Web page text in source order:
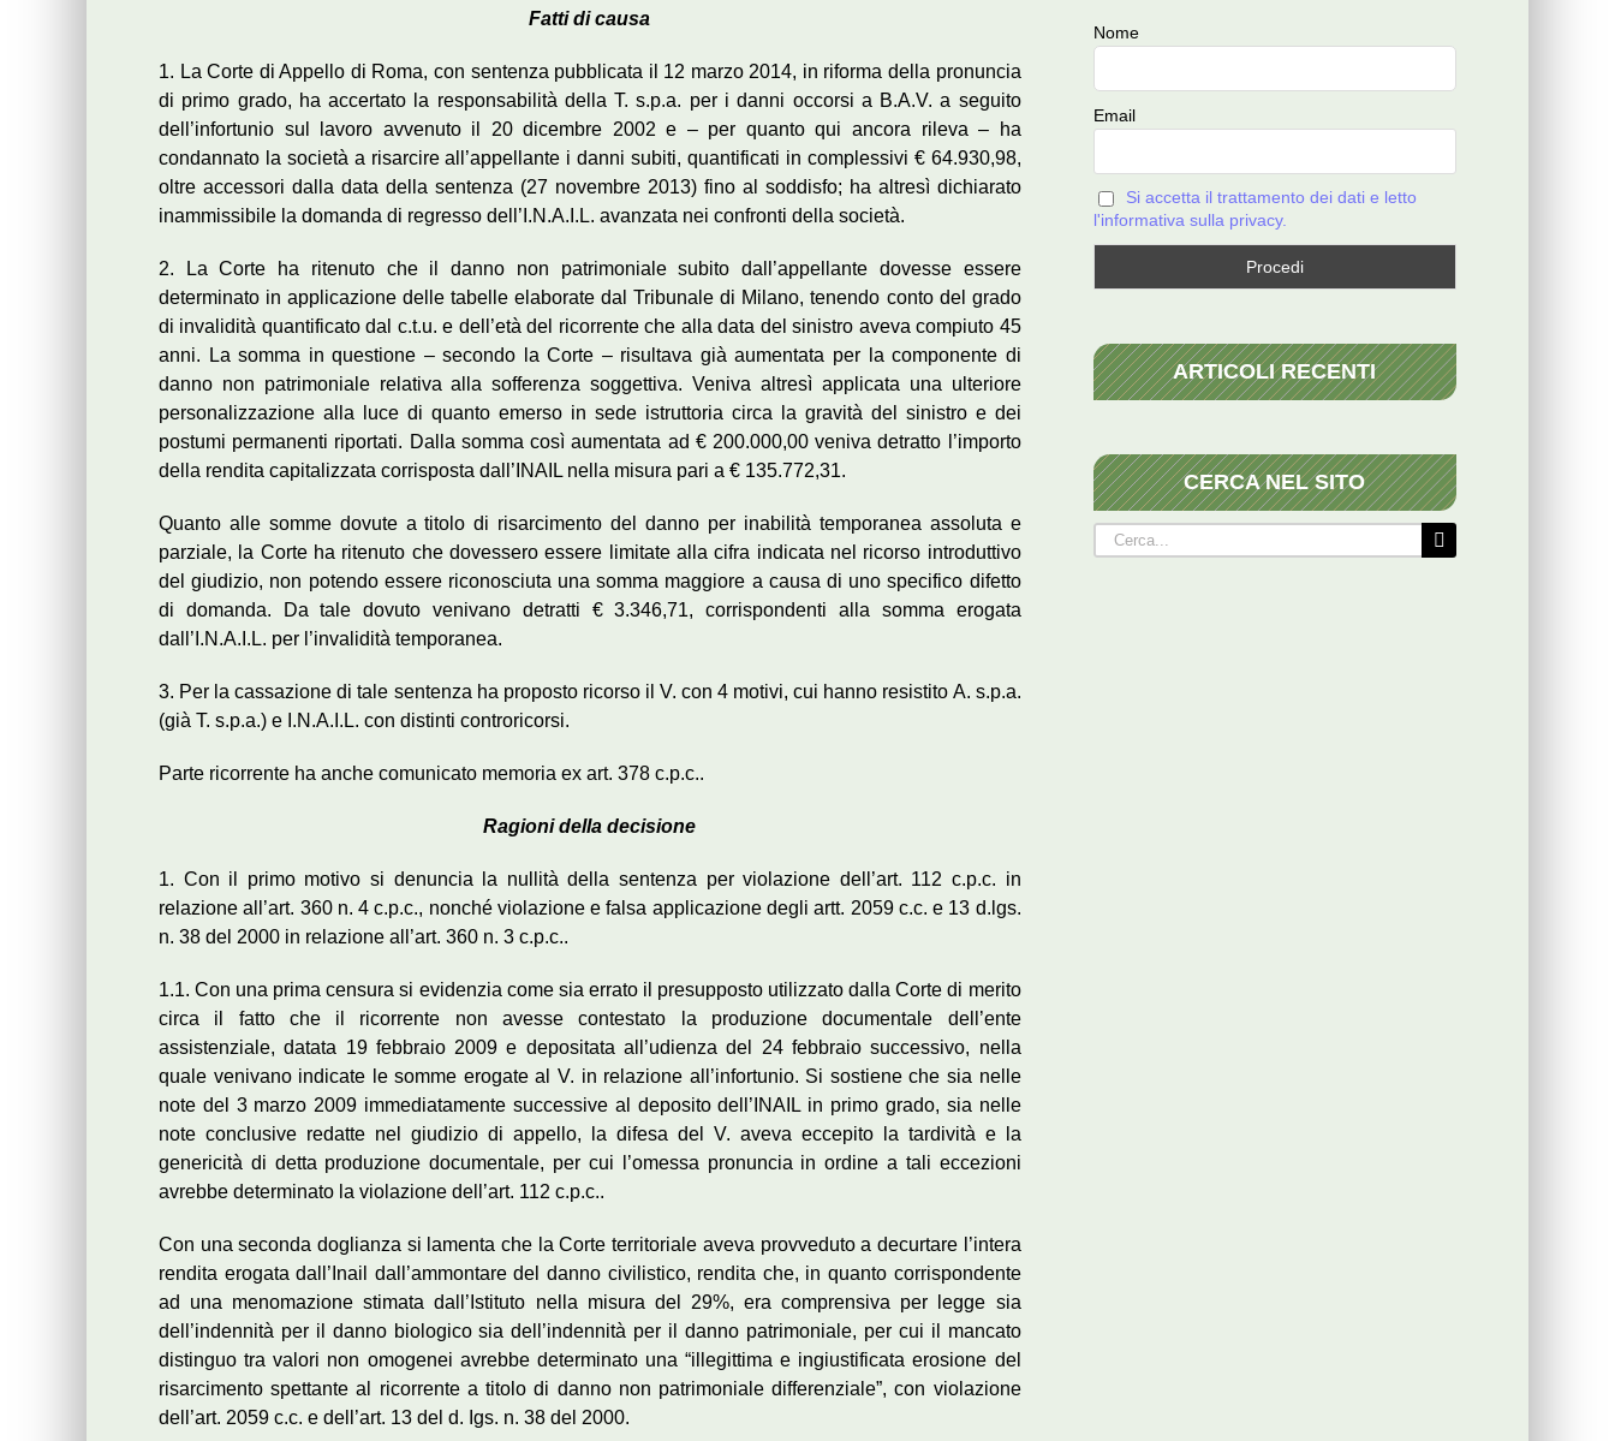
Fatti di causa
1. La Corte di Appello di Roma, con sentenza pubblicata il 12 marzo 2014, in riforma della pronuncia
di primo grado, ha accertato la responsabilità della T. s.p.a. per i danni occorsi a B.A.V. a seguito
dell’infortunio sul lavoro avvenuto il 20 dicembre 2002 e – per quanto qui ancora rileva – ha
condannato la società a risarcire all’appellante i danni subiti, quantificati in complessivi € 64.930,98,
oltre accessori dalla data della sentenza (27 novembre 2013) fino al soddisfo; ha altresì dichiarato
inammissibile la domanda di regresso dell’I.N.A.I.L. avanzata nei confronti della società.
2. La Corte ha ritenuto che il danno non patrimoniale subito dall’appellante dovesse essere
determinato in applicazione delle tabelle elaborate dal Tribunale di Milano, tenendo conto del grado
di invalidità quantificato dal c.t.u. e dell’età del ricorrente che alla data del sinistro aveva compiuto 45
anni. La somma in questione – secondo la Corte – risultava già aumentata per la componente di
danno non patrimoniale relativa alla sofferenza soggettiva. Veniva altresì applicata una ulteriore
personalizzazione alla luce di quanto emerso in sede istruttoria circa la gravità del sinistro e dei
postumi permanenti riportati. Dalla somma così aumentata ad € 200.000,00 veniva detratto l’importo
della rendita capitalizzata corrisposta dall’INAIL nella misura pari a € 135.772,31.
Quanto alle somme dovute a titolo di risarcimento del danno per inabilità temporanea assoluta e
parziale, la Corte ha ritenuto che dovessero essere limitate alla cifra indicata nel ricorso introduttivo
del giudizio, non potendo essere riconosciuta una somma maggiore a causa di uno specifico difetto
di domanda. Da tale dovuto venivano detratti € 3.346,71, corrispondenti alla somma erogata
dall’I.N.A.I.L. per l’invalidità temporanea.
3. Per la cassazione di tale sentenza ha proposto ricorso il V. con 4 motivi, cui hanno resistito A. s.p.a.
(già T. s.p.a.) e I.N.A.I.L. con distinti controricorsi.
Parte ricorrente ha anche comunicato memoria ex art. 378 c.p.c..
Ragioni della decisione
1. Con il primo motivo si denuncia la nullità della sentenza per violazione dell’art. 112 c.p.c. in
relazione all’art. 360 n. 4 c.p.c., nonché violazione e falsa applicazione degli artt. 2059 c.c. e 13 d.lgs.
n. 38 del 2000 in relazione all’art. 360 n. 3 c.p.c..
1.1. Con una prima censura si evidenzia come sia errato il presupposto utilizzato dalla Corte di merito
circa il fatto che il ricorrente non avesse contestato la produzione documentale dell’ente
assistenziale, datata 19 febbraio 2009 e depositata all’udienza del 24 febbraio successivo, nella
quale venivano indicate le somme erogate al V. in relazione all’infortunio. Si sostiene che sia nelle
note del 3 marzo 2009 immediatamente successive al deposito dell’INAIL in primo grado, sia nelle
note conclusive redatte nel giudizio di appello, la difesa del V. aveva eccepito la tardività e la
genericità di detta produzione documentale, per cui l’omessa pronuncia in ordine a tali eccezioni
avrebbe determinato la violazione dell’art. 112 c.p.c..
Con una seconda doglianza si lamenta che la Corte territoriale aveva provveduto a decurtare l’intera
rendita erogata dall’Inail dall’ammontare del danno civilistico, rendita che, in quanto corrispondente
ad una menomazione stimata dall’Istituto nella misura del 29%, era comprensiva per legge sia
dell’indennità per il danno biologico sia dell’indennità per il danno patrimoniale, per cui il mancato
distinguo tra valori non omogenei avrebbe determinato una “illegittima e ingiustificata erosione del
risarcimento spettante al ricorrente a titolo di danno non patrimoniale differenziale”, con violazione
dell’art. 2059 c.c. e dell’art. 13 del d. Igs. n. 38 del 2000.
Nome
Email
Si accetta il trattamento dei dati e letto
l'informativa sulla privacy.
ARTICOLI RECENTI
CERCA NEL SITO
Cerca
per: